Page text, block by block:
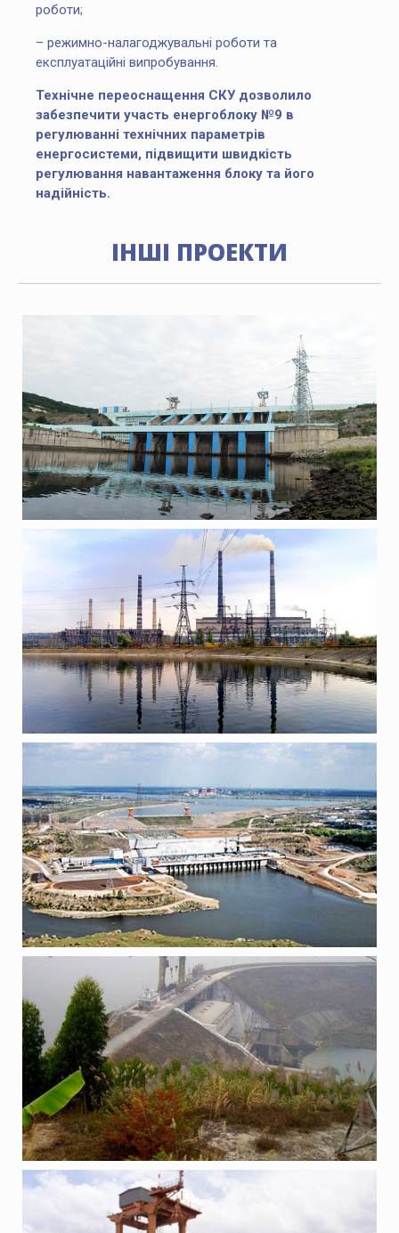
роботи;
– режимно-налагоджувальні роботи та
експлуатаційні випробування.
Технічне переоснащення СКУ дозволило
забезпечити участь енергоблоку №9 в
регулюванні технічних параметрів
енергосистеми, підвищити швидкість
регулювання навантаження блоку та його
надійність.
ІНШІ ПРОЕКТИ
ДНІСТРОВСЬКА ГЕС, УКРАЇНА
ПРОЕКТИ
СЛОВ’ЯНСЬКА ТЕС, УКРАЇНА
ПРОЕКТИ
ТАШЛИЦЬКА ГАЕС, УКРАЇНА
ПРОЕКТИ
ГЕС “ТХАК БА”, В’ЄТНАМ
ПРОЕКТИ
ГЕС “ШРОК ФУ МІЄНГ”, В’ЄТНАМ
ПРОЕКТИ